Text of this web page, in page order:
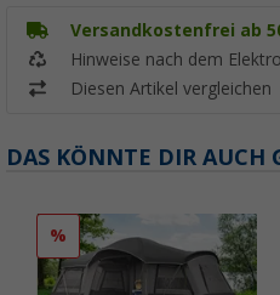
Versandkostenfrei ab
Hinweise nach dem
Diesen Artikel vergleichen
DAS KÖNNTE DIR AUCH
%